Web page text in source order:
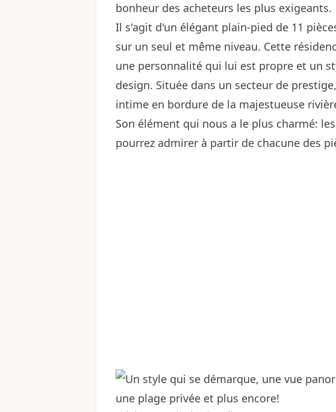
bonheur des acheteurs les plus exigeants.
Il s'agit d'un élégant plain-pied de 11
sur un seul et même niveau. Cette
une personnalité qui lui est propre et un
design. Située dans un secteur de
intime en bordure de la majestueuse
Son élément qui nous a le plus charmé:
pourrez admirer à partir de chacune des